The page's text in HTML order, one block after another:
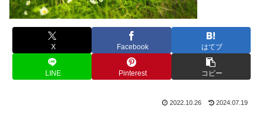
X Facebook はてブ
LINE Pinterest コピー
2022.10.26 2024.07.19